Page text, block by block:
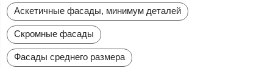
Аскетичные фасады, минимум деталей
Скромные фасады
Фасады среднего размера